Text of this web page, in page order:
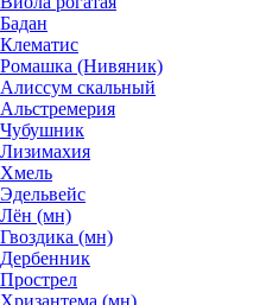
Бадан
Клематис
Ромашка (Нивяник)
Алиссум скальный
Альстремерия
Чубушник
Лизимахия
Хмель
Эдельвейс
Лён (мн)
Гвоздика (мн)
Дербенник
Прострел
Хризантема (мн)